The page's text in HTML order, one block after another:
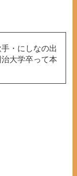
手・にしなの出
大学卒って本